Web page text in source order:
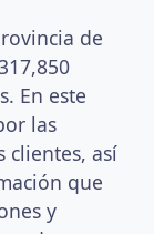
de
En este
las
clientes, así
que
y